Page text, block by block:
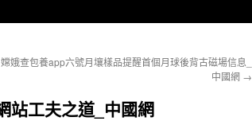
嫦娥查包養app六號月壤樣品提醒首個月球後背古磁場信息_
中國網 →
站工夫之道_中國網